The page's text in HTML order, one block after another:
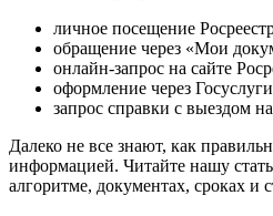
личное посещение
обращение через «Мои
онлайн-запрос на сайте
оформление через
запрос справки с выездом
Далеко не все знают, как
информацией. Читайте нашу
алгоритме, документах, сроках и